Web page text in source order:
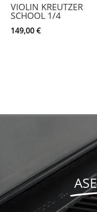
VIOLIN KREUTZER
SCHOOL 1/4
149,00€